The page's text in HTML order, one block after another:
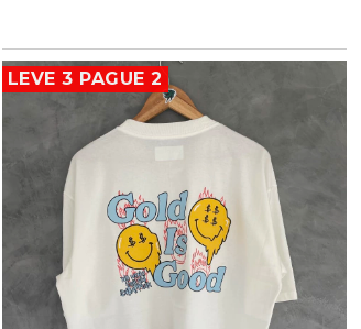
LEVE 3 PAGUE 2